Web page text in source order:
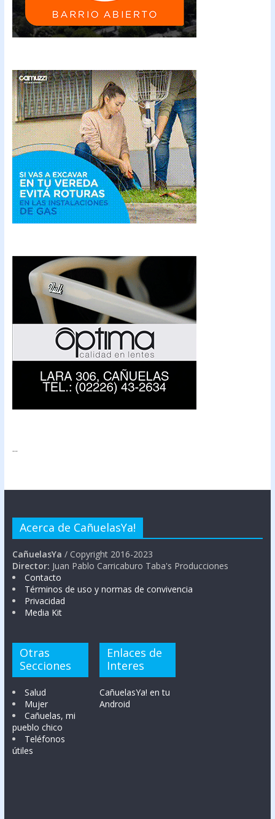
...
Acerca de CañuelasYa!
CañuelasYa / Copyright 2016-2023
Director: Juan Pablo Carricaburo Taba's Producciones
Contacto
Términos de uso y normas de convivencia
Privacidad
Media Kit
Otras
Secciones
Salud
Mujer
Cañuelas, mi
pueblo chico
Teléfonos
útiles
Enlaces de
Interes
CañuelasYa! en tu
Android